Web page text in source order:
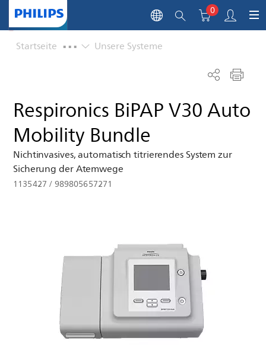
0
Startseite ... Unsere Systeme
Respironics BiPAP V30 Auto
Mobility Bundle
Nichtinvasives, automatisch titrierendes System zur
Sicherung der Atemwege
1135427 /989805657271